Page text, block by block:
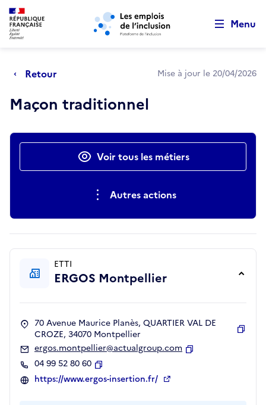
Aller au menu principal Aller au contenu principal
Menu
Retour Mise à jour le 20/04/2026
Maçon traditionnel
Actions rapidesVoir tous les métiers
Autres actions
ETTI
ERGOS Montpellier
70 Avenue Maurice Planès, QUARTIER VAL DE
CROZE, 34070 Montpellier
ergos.montpellier@actualgroup.com
04 99 52 80 60
Copier
https://www.ergos-insertion.fr/
Retour au début de la page
Panneau de gestion des cookies